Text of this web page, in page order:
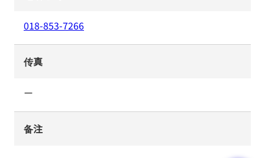
018-853-7266
传真
ー
备注